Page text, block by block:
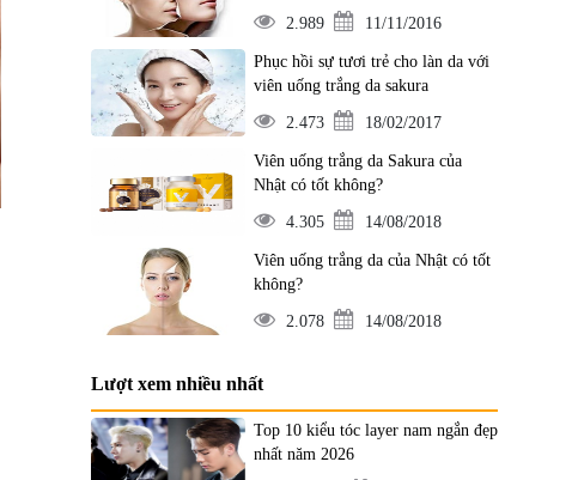
2.989 11/11/2016
Phục hồi sự tươi trẻ cho làn da với
viên uống trắng da sakura
2.473 18/02/2017
Viên uống trắng da Sakura của
Nhật có tốt không?
4.305 14/08/2018
Viên uống trắng da của Nhật có tốt
không?
2.078 14/08/2018
Lượt xem nhiều nhất
Top 10 kiểu tóc layer nam ngắn đẹp
nhất năm 2026